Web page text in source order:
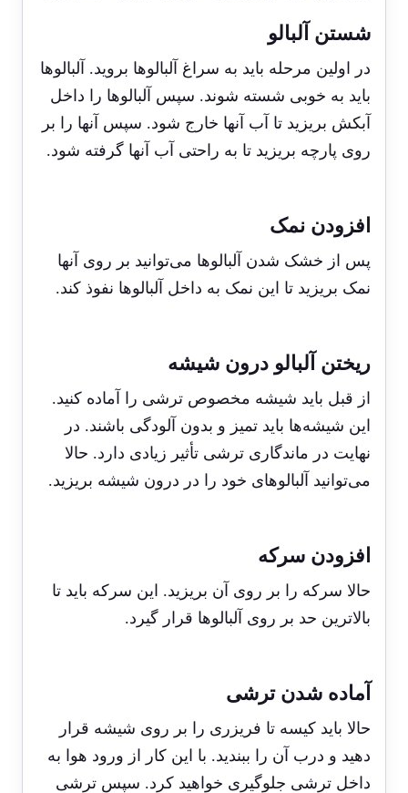
شستن آلبالو
در اولین مرحله باید به سراغ آلبالوها بروید. آلبالوها
باید به خوبی شسته شوند. سپس آلبالوها را داخل
آبکش بریزید تا آب آنها خارج شود. سپس آنها را بر
روی پارچه بریزید تا به راحتی آب آنها گرفته شود.
افزودن نمک
پس از خشک شدن آلبالوها می‌توانید بر روی آنها
نمک بریزید تا این نمک به داخل آلبالوها نفوذ کند.
ریختن آلبالو درون شیشه
از قبل باید شیشه مخصوص ترشی را آماده کنید.
این شیشه‌ها باید تمیز و بدون آلودگی باشند. در
نهایت در ماندگاری ترشی تأثیر زیادی دارد. حالا
می‌توانید آلبالوهای خود را در درون شیشه بریزید.
افزودن سرکه
حالا سرکه را بر روی آن بریزید. این سرکه باید تا
بالاترین حد بر روی آلبالوها قرار گیرد.
آماده شدن ترشی
حالا باید کیسه تا فریزری را بر روی شیشه قرار
دهید و درب آن را ببندید. با این کار از ورود هوا به
داخل ترشی جلوگیری خواهید کرد. سپس ترشی